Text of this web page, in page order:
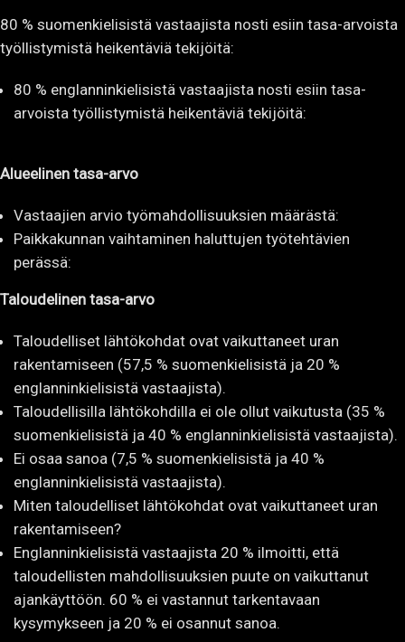
80 % suomenkielisistä vastaajista nosti esiin tasa-arvoista
työllistymistä heikentäviä tekijöitä:
80 % englanninkielisistä vastaajista nosti esiin tasa-
arvoista työllistymistä heikentäviä tekijöitä:
Alueelinen tasa-arvo
Vastaajien arvio työmahdollisuuksien määrästä:
Paikkakunnan vaihtaminen haluttujen työtehtävien
perässä:
Taloudelinen tasa-arvo
Taloudelliset lähtökohdat ovat vaikuttaneet uran
rakentamiseen (57,5 % suomenkielisistä ja 20 %
englanninkielisistä vastaajista).
Taloudellisilla lähtökohdilla ei ole ollut vaikutusta (35 %
suomenkielisistä ja 40 % englanninkielisistä vastaajista).
Ei osaa sanoa (7,5 % suomenkielisistä ja 40 %
englanninkielisistä vastaajista).
Miten taloudelliset lähtökohdat ovat vaikuttaneet uran
rakentamiseen?
Englanninkielisistä vastaajista 20 % ilmoitti, että
taloudellisten mahdollisuuksien puute on vaikuttanut
ajankäyttöön. 60 % ei vastannut tarkentavaan
kysymykseen ja 20 % ei osannut sanoa.